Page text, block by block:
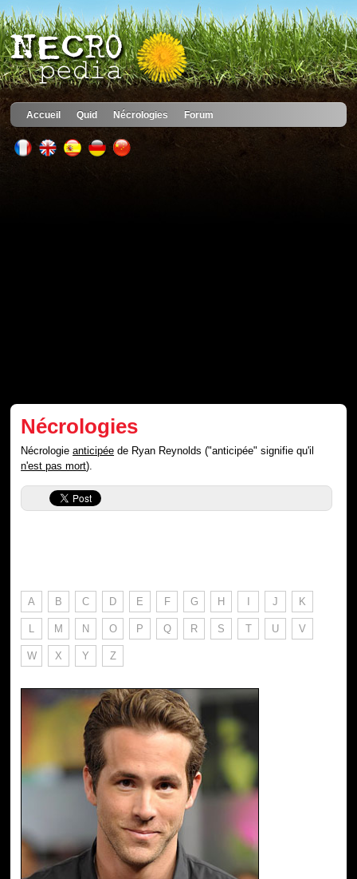
Accueil Quid Nécrologies Forum
Nécrologies
Nécrologieanticipée de Ryan Reynolds ("anticipée" signifie qu'il
n'est pas mort).
A B C D E F G H I J K
L M N O P Q R S T U V
W X Y Z